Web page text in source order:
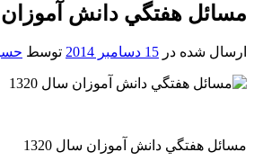
مسائل هفتگي دانش آموزان
ارسال شده در 15 دسامبر 2014 توسط
مسائل هفتگي دانش آموزان سال 1320